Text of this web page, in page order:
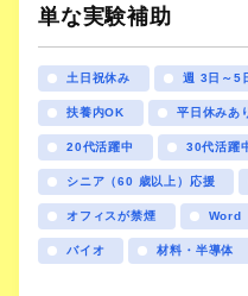
単な実験補助
土日祝休み 週 3日～5
扶養内OK 平日休みあ
20代活躍中 30代活躍
シニア（60 歳以上）応援
オフィスが禁煙 Word
バイオ 材料・半導体